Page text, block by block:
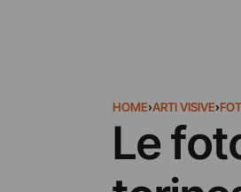
HOME›ARTI VISIVE›
Le